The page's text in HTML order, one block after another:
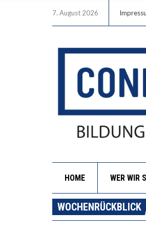
7. August 2026
HOME WER WIR
WOCHENRÜCKBLICK